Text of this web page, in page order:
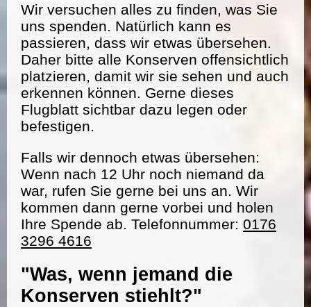
Wir versuchen alles zu finden, was Sie
uns spenden. Natürlich kann es
passieren, dass wir etwas übersehen.
Daher bitte alle Konserven offensichtlich
platzieren, damit wir sie sehen und auch
erkennen können. Gerne dieses
Flugblatt sichtbar dazu legen oder
befestigen.
Falls wir dennoch etwas übersehen:
Wenn nach 12 Uhr noch niemand da
war, rufen Sie gerne bei uns an. Wir
kommen dann gerne vorbei und holen
Ihre Spende ab. Telefonnummer: 0176
3296 4616
"Was, wenn jemand die
Konserven stiehlt?"